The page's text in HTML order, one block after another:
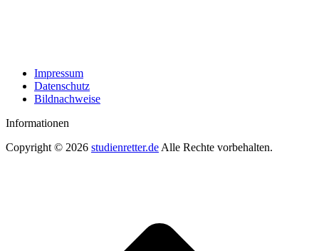
Impressum
Datenschutz
Bildnachweise
Informationen
Copyright © 2026 studienretter.de Alle Rechte vorbehalten.